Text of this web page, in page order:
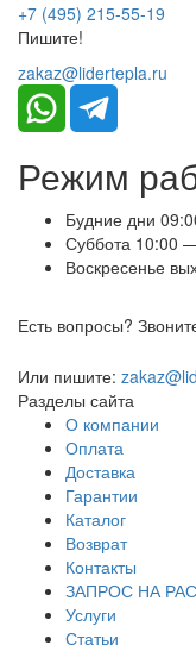
+7 (495) 215-55-19
Пишите!
zakaz@lidertepla.ru
Режим
Будние дни
Суббота 10:00
Воскресенье
Есть вопросы?
Или пишите:
Разделы сайта
О компании
Оплата
Доставка
Гарантии
Каталог
Возврат
Контакты
ЗАПРОС НА
Услуги
Статьи